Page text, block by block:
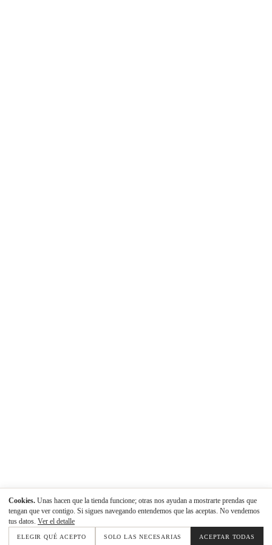
Cookies. Unas hacen que la tienda funcione; otras nos ayudan a mostrarte prendas que
tengan que ver contigo. Si sigues navegando entendemos que las aceptas. No vendemos
tus datos. Ver el detalle
ELEGIR QUÉ ACEPTO SOLO LAS NECESARIAS ACEPTAR TODAS